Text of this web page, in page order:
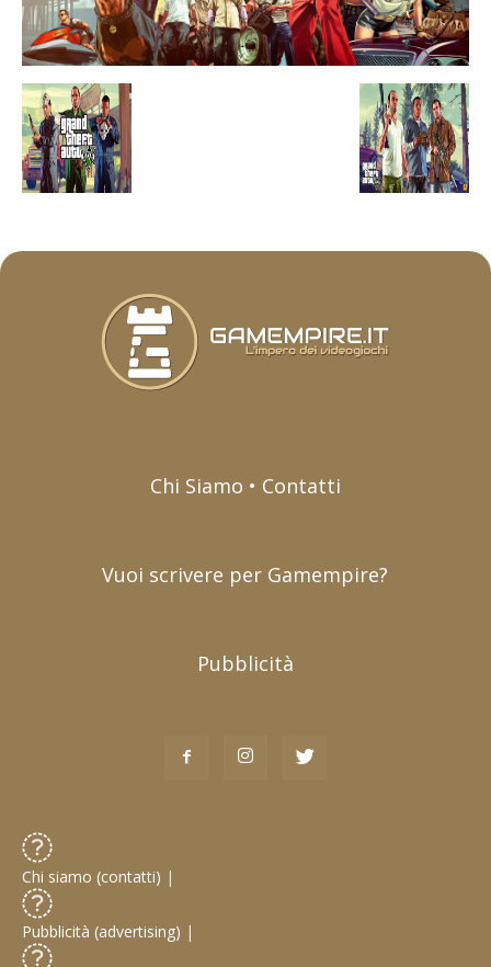
Chi Siamo • Contatti
Vuoi scrivere per Gamempire?
Pubblicità
Chi siamo (contatti) |
Pubblicità (advertising) |